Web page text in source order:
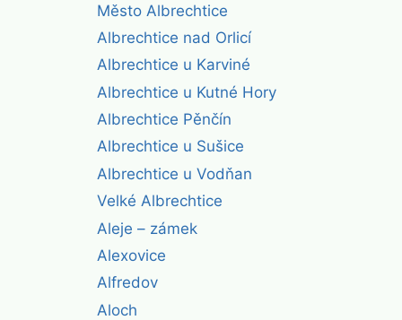
Město Albrechtice
Albrechtice nad Orlicí
Albrechtice u Karviné
Albrechtice u Kutné Hory
Albrechtice Pěnčín
Albrechtice u Sušice
Albrechtice u Vodňan
Velké Albrechtice
Aleje – zámek
Alexovice
Alfredov
Aloch